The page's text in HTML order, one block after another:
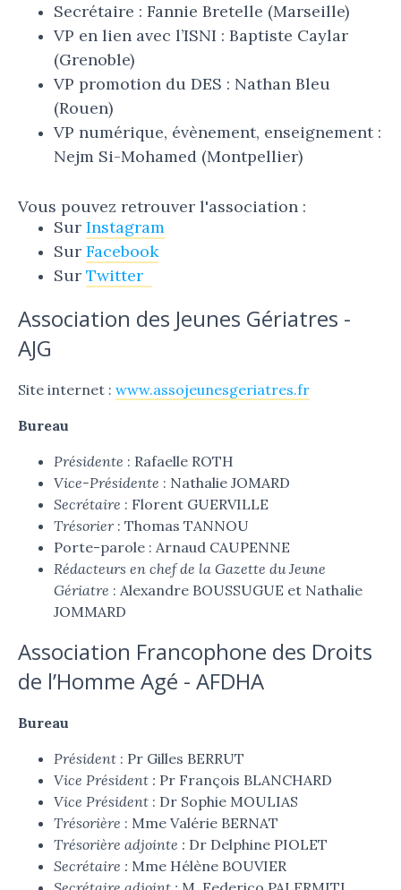
Secrétaire : Fannie Bretelle (Marseille)
VP en lien avec l’ISNI : Baptiste Caylar
(Grenoble)
VP promotion du DES : Nathan Bleu
(Rouen)
VP numérique, évènement, enseignement :
Nejm Si-Mohamed (Montpellier)
Vous pouvez retrouver l'association :
Sur Instagram
Sur Facebook
Sur Twitter
Association des Jeunes Gériatres -
AJG
Site internet : www.assojeunesgeriatres.fr
Bureau
Présidente : Rafaelle ROTH
Vice-Présidente : Nathalie JOMARD
Secrétaire : Florent GUERVILLE
Trésorier: Thomas TANNOU
Porte-parole : Arnaud CAUPENNE
Rédacteurs en chef de la Gazette du Jeune
Gériatre : Alexandre BOUSSUGUE et Nathalie
JOMMARD
Association Francophone des Droits
de l’Homme Agé - AFDHA
Bureau
Président : Pr Gilles BERRUT
Vice Président : Pr François BLANCHARD
Vice Président : Dr Sophie MOULIAS
Trésorière : Mme Valérie BERNAT
Trésorière adjointe : Dr Delphine PIOLET
Secrétaire : Mme Hélène BOUVIER